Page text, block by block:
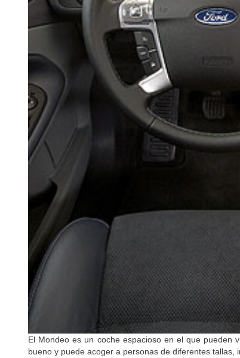
El Mondeo es un coche espacioso en el que pueden